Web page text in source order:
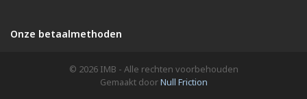
Onze betaalmethoden
© 2026 IMB - Alle rechten voorbehouden
Gemaakt doorNull Friction